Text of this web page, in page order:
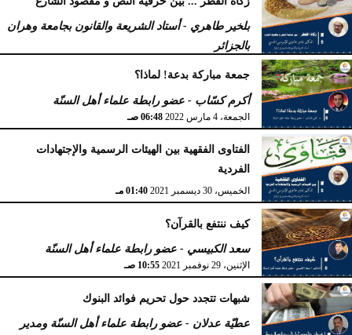
بلخير طاهري - أستاد الشريعة والقانون بجامعة وهران
بالجزائر
السبت، 16 أبريل 2022 12:55 مـ
جمعة مباركة بدعة! لماذا؟
أكرم كسّاب - عضو رابطة علماء أهل السنّة
الجمعة، 4 مارس 2022 06:48 صـ
الفتاوى الفقهية بين الهيئات الرسمية والإجتهادات
الفردية
الخميس، 30 ديسمبر 2021 01:40 مـ
كيف ننتفع بالقرآن؟
سعد الكبيسي - عضو رابطة علماء أهل السنّة
الإثنين، 29 نوفمبر 2021 10:55 صـ
شبهات تتجدد حول تحريم فوائد البنوك
عطيّة عدلان - عضو رابطة علماء أهل السنّة ومدير